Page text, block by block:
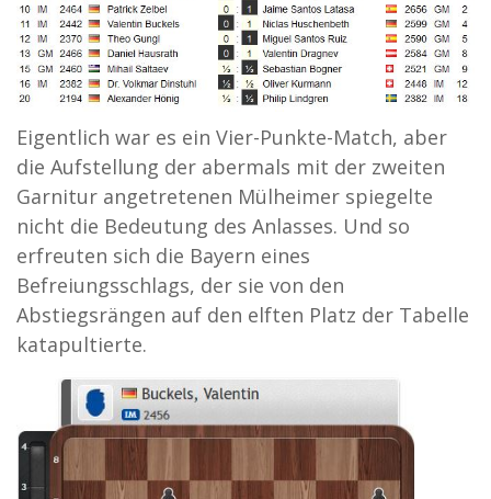
Eigentlich war es ein Vier-Punkte-Match, aber
die Aufstellung der abermals mit der zweiten
Garnitur angetretenen Mülheimer spiegelte
nicht die Bedeutung des Anlasses. Und so
erfreuten sich die Bayern eines
Befreiungsschlags, der sie von den
Abstiegsrängen auf den elften Platz der Tabelle
katapultierte.